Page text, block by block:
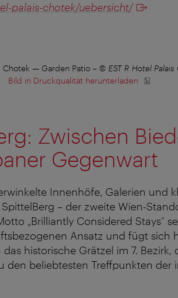
palais-chotek/uebersicht/
Chotek — Garden Patio – © EST R Hotel Palais
Bild in Druckqualität herunterladen
Zwischen
Gegenwart
Innenhöfe, Galerien und
– der zweite Wien-
„Brilliantly Considered Stays“
Ansatz und fügt sich
historische Grätzel im 7. Bezirk,
den beliebtesten Treffpunkten der